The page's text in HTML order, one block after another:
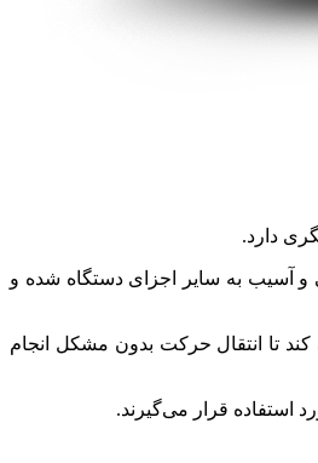
دارد.
و آسیب به سایر اجزای دستگاه شده و
تا انتقال حرکت بدون مشکل انجام
استفاده قرار می‌گیرند.